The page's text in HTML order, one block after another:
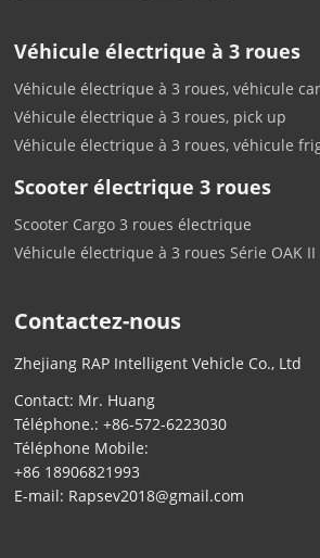
Véhicule électrique à 3 roues
Véhicule électrique à 3 roues, véhicule
Véhicule électrique à 3 roues, pick up
Véhicule électrique à 3 roues, véhicule
Scooter électrique 3 roues
Scooter Cargo 3 roues électrique
Véhicule électrique à 3 roues Série OAK II
Contactez-nous
Zhejiang RAP Intelligent Vehicle Co., Ltd
Contact: Mr. Huang
Téléphone.:+86-572-6223030
Téléphone Mobile:
+86 18906821993
E-mail: Rapsev2018@gmail.com